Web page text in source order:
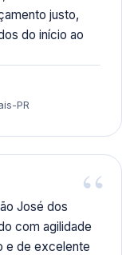
justo,
do início ao
PR
José dos
com agilidade
e de excelente